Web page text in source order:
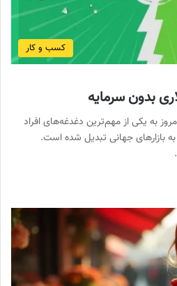
کسب و کار
بدون سرمایه
به یکی از مهم‌ترین دغدغه‌های افراد
بازارهای جهانی تبدیل شده است.